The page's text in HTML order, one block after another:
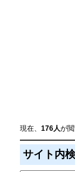
現在、 176人が
サイト内